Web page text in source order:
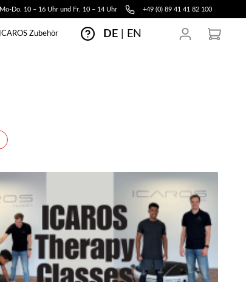
Mo-Do. 10 – 16 Uhr und Fr. 10 – 14 Uhr +49 (0) 89 41 41 82 100
ICAROS Zubehör DE EN